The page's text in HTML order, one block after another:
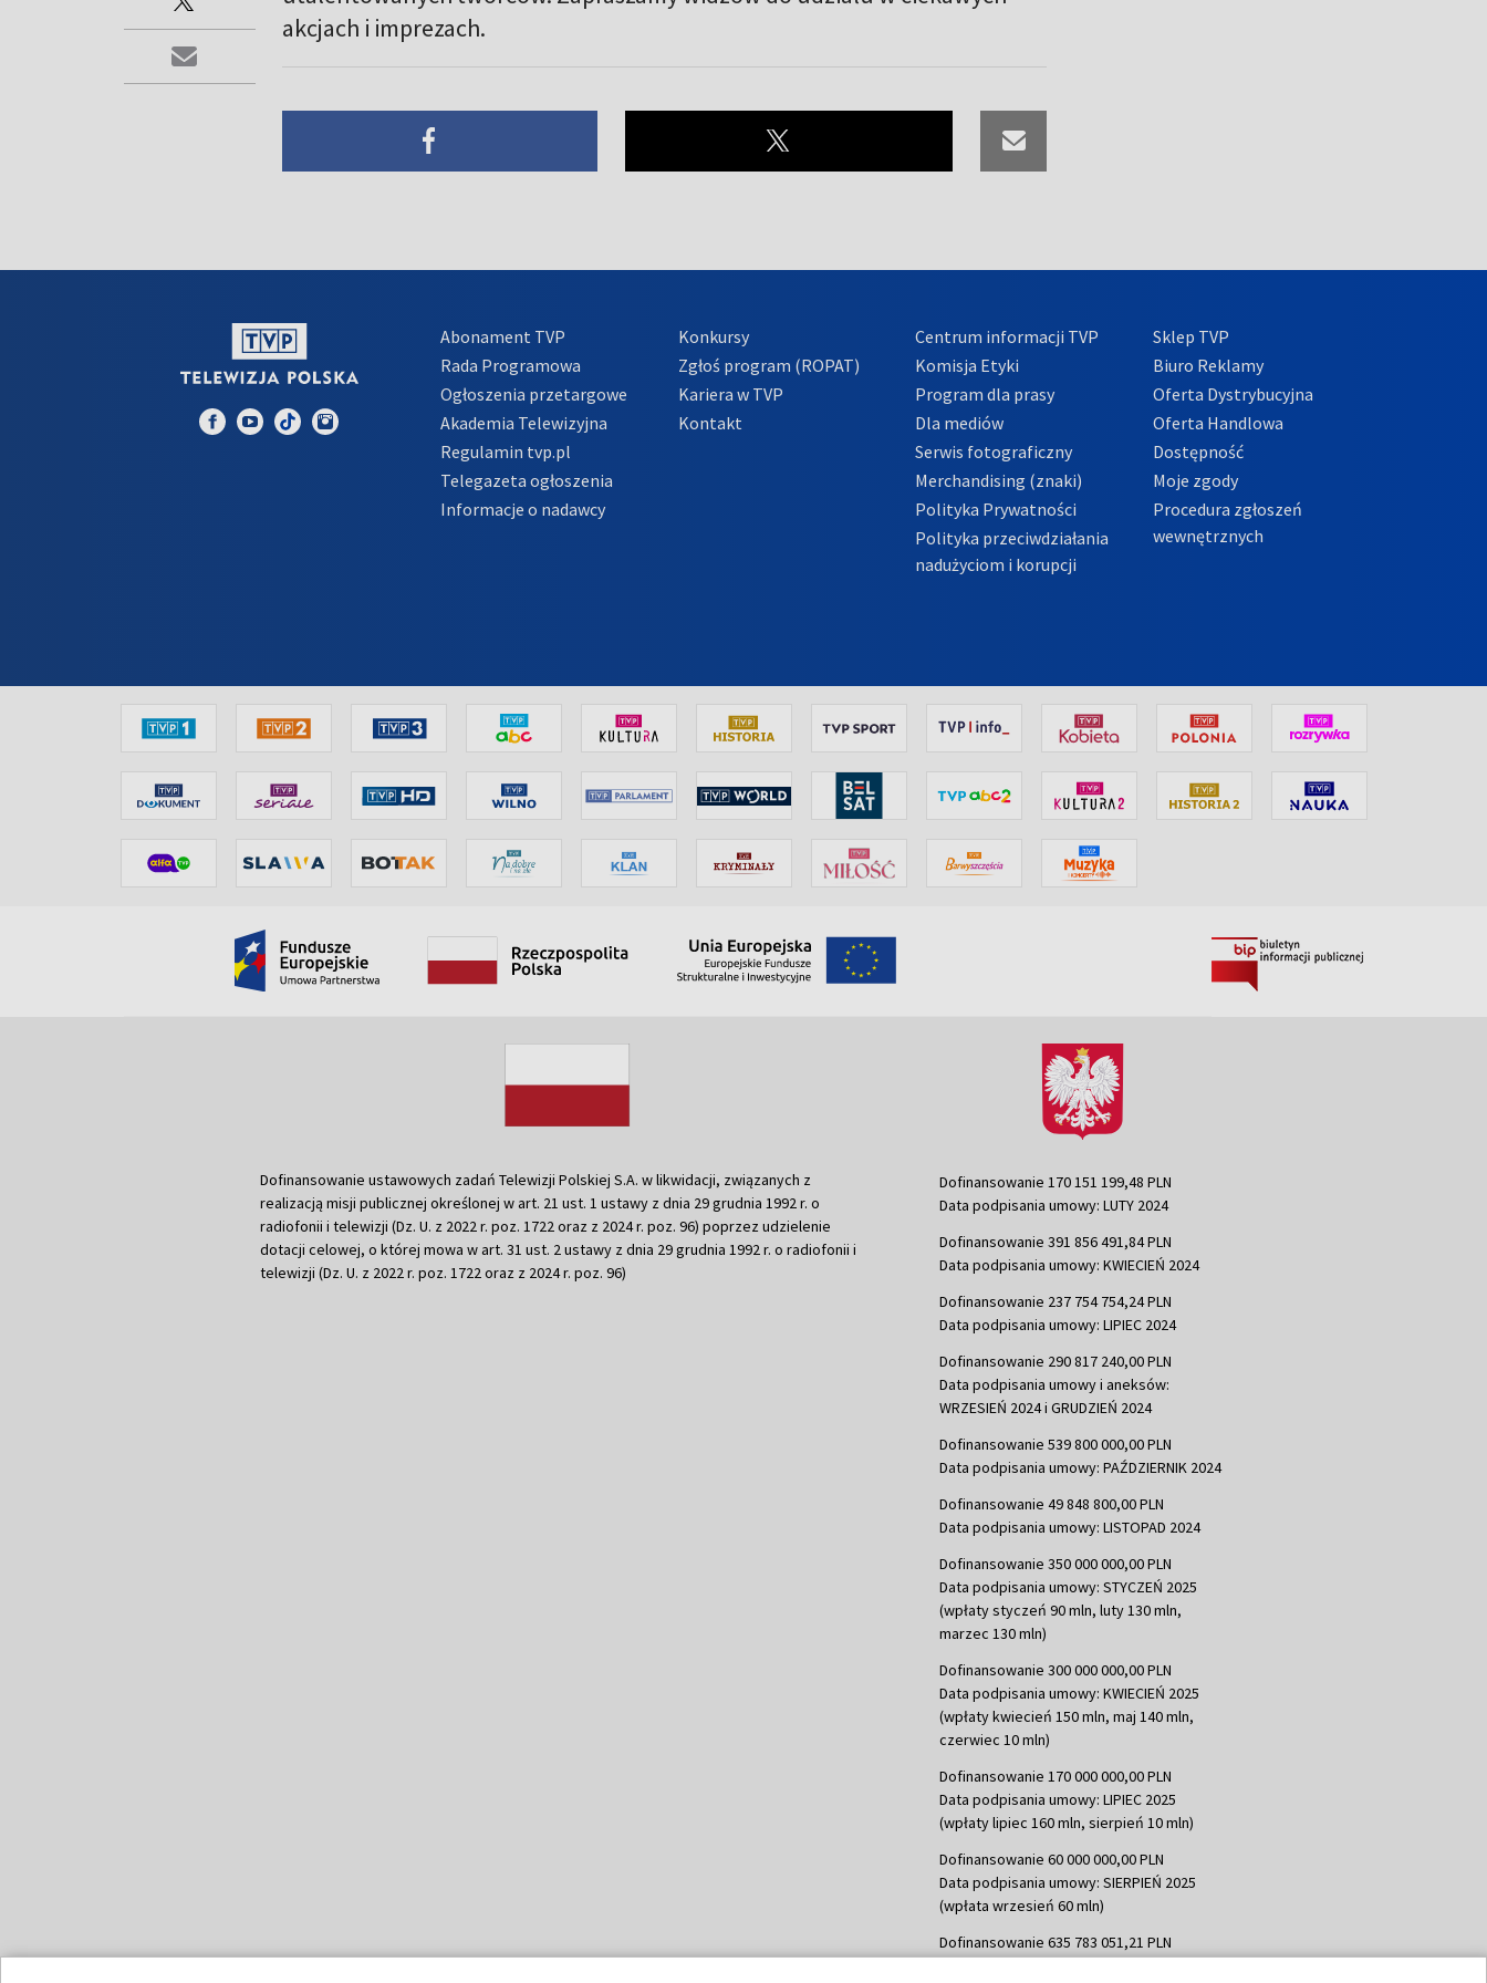
akcjach i imprezach.
Abonament TVP
Rada Programowa
Ogłoszenia przetargowe
Akademia Telewizyjna
Regulamin tvp.pl
Telegazeta ogłoszenia
Informacje o nadawcy
Konkursy
Zgłoś program (ROPAT)
Kariera w TVP
Kontakt
Centrum informacji TVP
Komisja Etyki
Program dla prasy
Dla mediów
Serwis fotograficzny
Merchandising (znaki)
Polityka Prywatności
Polityka przeciwdziałania
nadużyciom i korupcji
Sklep TVP
Biuro Reklamy
Oferta Dystrybucyjna
Oferta Handlowa
Dostępność
Moje zgody
Procedura zgłoszeń
wewnętrznych
Dofinansowanie ustawowych zadań Telewizji Polskiej S.A. w likwidacji, związanych z
realizacją misji publicznej określonej w art. 21 ust. 1 ustawy z dnia 29 grudnia 1992 r. o
radiofonii i telewizji (Dz. U. z 2022 r. poz. 1722 oraz z 2024 r. poz. 96) poprzez udzielenie
dotacji celowej, o której mowa w art. 31 ust. 2 ustawy z dnia 29 grudnia 1992 r. o radiofonii i
telewizji (Dz. U. z 2022 r. poz. 1722 oraz z 2024 r. poz. 96)
Dofinansowanie 170 151 199,48 PLN
Data podpisania umowy: LUTY 2024
Dofinansowanie 391 856 491,84 PLN
Data podpisania umowy: KWIECIEŃ 2024
Dofinansowanie 237 754 754,24 PLN
Data podpisania umowy: LIPIEC 2024
Dofinansowanie 290 817 240,00 PLN
Data podpisania umowy i aneksów:
WRZESIEŃ 2024 i GRUDZIEŃ 2024
Dofinansowanie 539 800 000,00 PLN
Data podpisania umowy: PAŹDZIERNIK 2024
Dofinansowanie 49 848 800,00 PLN
Data podpisania umowy: LISTOPAD 2024
Dofinansowanie 350 000 000,00 PLN
Data podpisania umowy: STYCZEŃ 2025
(wpłaty styczeń 90 mln, luty 130 mln,
marzec 130 mln)
Dofinansowanie 300 000 000,00 PLN
Data podpisania umowy: KWIECIEŃ 2025
(wpłaty kwiecień 150 mln, maj 140 mln,
czerwiec 10 mln)
Dofinansowanie 170 000 000,00 PLN
Data podpisania umowy: LIPIEC 2025
(wpłaty lipiec 160 mln, sierpień 10 mln)
Dofinansowanie 60 000 000,00 PLN
Data podpisania umowy: SIERPIEŃ 2025
(wpłata wrzesień 60 mln)
Dofinansowanie 635 783 051,21 PLN